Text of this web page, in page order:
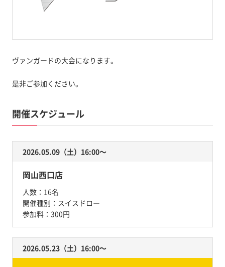
ヴァンガードの大会になります。
是非ご参加ください。
開催スケジュール
2026.05.09（土）16:00〜
岡山西口店
人数： 16名
開催種別： スイスドロー
参加料： 300円
2026.05.23（土）16:00〜